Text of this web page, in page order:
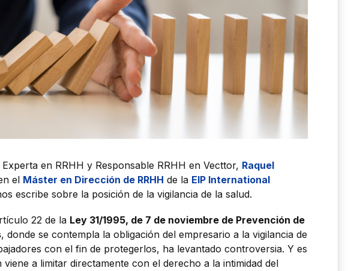
en RRHH y Responsable RRHH en Vecttor, Raquel
el Máster en Dirección de RRHH de la EIP International
escribe sobre la posición de la vigilancia de la salud.
22 de la Ley 31/1995, de 7 de noviembre de Prevención de
, donde se contempla la obligación del empresario a la vigilancia de
con el fin de protegerlos, ha levantado controversia. Y es
viene a limitar directamente con el derecho a la intimidad del